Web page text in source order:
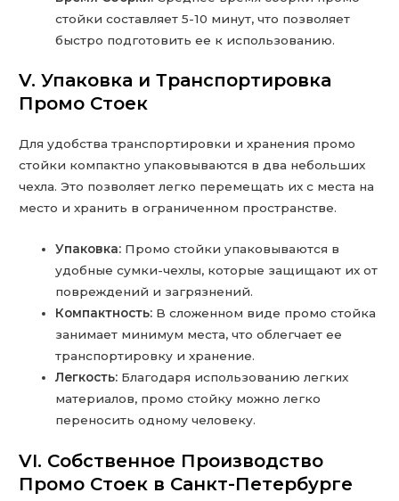
стойки составляет 5-10 минут, что позволяет
быстро подготовить ее к использованию.
V. Упаковка и Транспортировка
Промо Стоек
Для удобства транспортировки и хранения промо
стойки компактно упаковываются в два небольших
чехла. Это позволяет легко перемещать их с места на
место и хранить в ограниченном пространстве.
Упаковка: Промо стойки упаковываются в
удобные сумки-чехлы, которые защищают их от
повреждений и загрязнений.
Компактность: В сложенном виде промо стойка
занимает минимум места, что облегчает ее
транспортировку и хранение.
Легкость: Благодаря использованию легких
материалов, промо стойку можно легко
переносить одному человеку.
VI. Собственное Производство
Промо Стоек в Санкт-Петербурге